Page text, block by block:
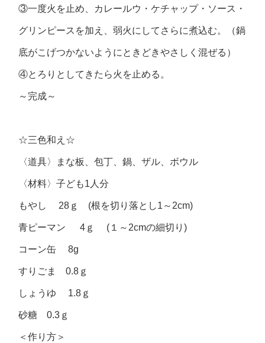
③一度火を止め、カレールウ・ケチャップ・ソース・
グリンピースを加え、弱火にしてさらに煮込む。（鍋
底がこげつかないようにときどきやさしく混ぜる）
④とろりとしてきたら火を止める。
～完成～
☆三色和え☆
〈道具〉まな板、包丁、鍋、ザル、ボウル
〈材料〉子ども1人分
もやし 28ｇ (根を切り落とし1～2cm)
青ピーマン 4ｇ (１～2cmの細切り)
コーン缶 8g
すりごま 0.8ｇ
しょうゆ 1.8ｇ
砂糖 0.3ｇ
＜作り方＞